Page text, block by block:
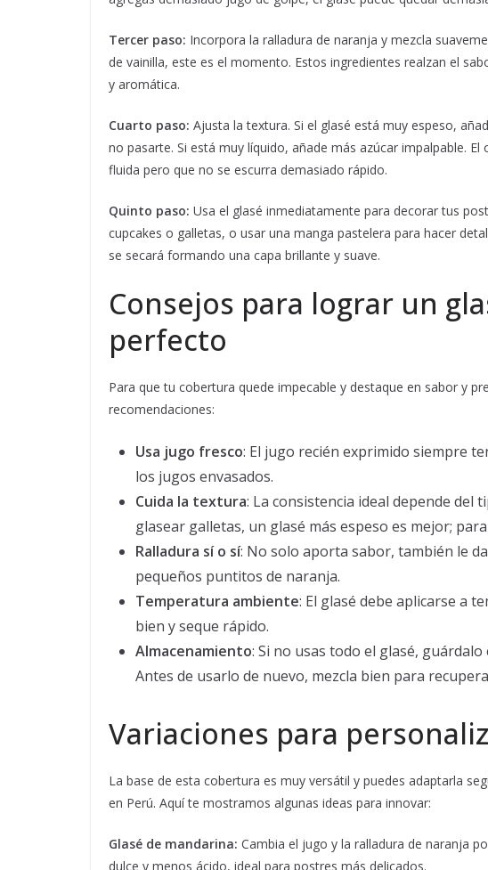
Tercer paso: Incorpora la ralladura de naranja y mezcla
de vainilla, este es el momento. Estos ingredientes realzan el
y aromática.
Cuarto paso: Ajusta la textura. Si el glasé está muy espeso,
no pasarte. Si está muy líquido, añade más azúcar impalpable.
fluida pero que no se escurra demasiado rápido.
Quinto paso: Usa el glasé inmediatamente para decorar tus
cupcakes o galletas, o usar una manga pastelera para hacer
se secará formando una capa brillante y suave.
Consejos para lograr un
perfecto
Para que tu cobertura quede impecable y destaque en sabor y
recomendaciones:
Usa jugo fresco: El jugo recién exprimido siempre
los jugos envasados.
Cuida la textura: La consistencia ideal depende del
glasear galletas, un glasé más espeso es mejor;
Ralladura sí o sí: No solo aporta sabor, también le
pequeños puntitos de naranja.
Temperatura ambiente: El glasé debe aplicarse a
bien y seque rápido.
Almacenamiento: Si no usas todo el glasé,
Antes de usarlo de nuevo, mezcla bien para
Variaciones para
La base de esta cobertura es muy versátil y puedes adaptarla
en Perú. Aquí te mostramos algunas ideas para innovar:
Glasé de mandarina: Cambia el jugo y la ralladura de naranja
dulce y menos ácido, ideal para postres más delicados.